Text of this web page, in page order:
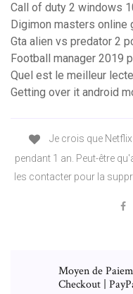
Call of duty 2 windows
Digimon masters online
Gta alien vs predator 2
Football manager 2019
Quel est le meilleur
Getting over it android
Je crois que
pendant 1 an. Peut-être
les contacter pour la
Moyen de
Checkout |